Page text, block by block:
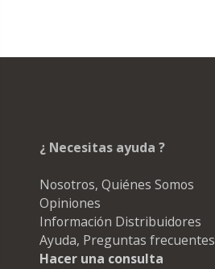
¿ Necesitas ayuda ?
Nosotros, Quiénes Somos
Opiniones
Información Distribuidores
Ayuda, Preguntas frecuentes
Hacer una consulta